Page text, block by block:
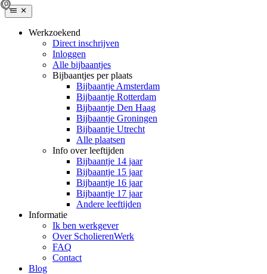
Werkzoekend
Direct inschrijven
Inloggen
Alle bijbaantjes
Bijbaantjes per plaats
Bijbaantje Amsterdam
Bijbaantje Rotterdam
Bijbaantje Den Haag
Bijbaantje Groningen
Bijbaantje Utrecht
Alle plaatsen
Info over leeftijden
Bijbaantje 14 jaar
Bijbaantje 15 jaar
Bijbaantje 16 jaar
Bijbaantje 17 jaar
Andere leeftijden
Informatie
Ik ben werkgever
Over ScholierenWerk
FAQ
Contact
Blog